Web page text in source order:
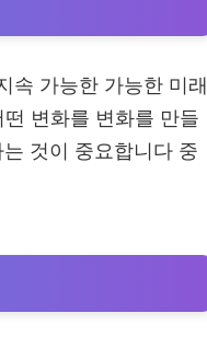
속 가능한 가능한 미래
변화를 변화를 만들
것이 중요합니다 중